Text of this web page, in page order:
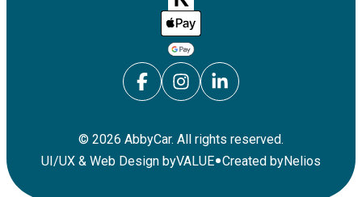
© 2026 AbbyCar. All rights reserved.
UI/UX & Web Design byVALUE•Created byNelios